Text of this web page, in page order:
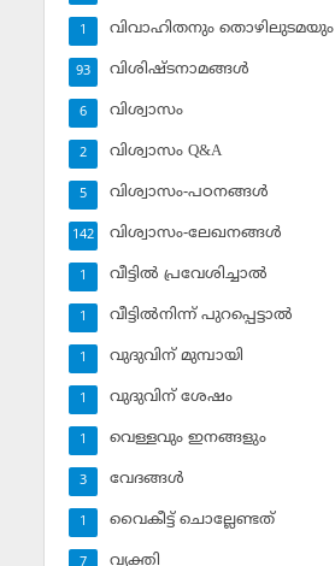
വിവാഹിതനും തൊഴിലുടമയും
1
വിശിഷ്ടനാമങ്ങള്‍
93
വിശ്വാസം
6
വിശ്വാസം Q&A
2
വിശ്വാസം-പഠനങ്ങള്‍
5
വിശ്വാസം-ലേഖനങ്ങള്‍
142
വീട്ടില്‍ പ്രവേശിച്ചാല്‍
1
വീട്ടില്‍നിന്ന് പുറപ്പെട്ടാല്‍
1
വുദുവിന് മുമ്പായി
1
വുദുവിന് ശേഷം
1
വെള്ളവും ഇനങ്ങളും
1
വേദങ്ങള്‍
3
വൈകീട്ട് ചൊല്ലേണ്ടത്
1
വ്യക്തി